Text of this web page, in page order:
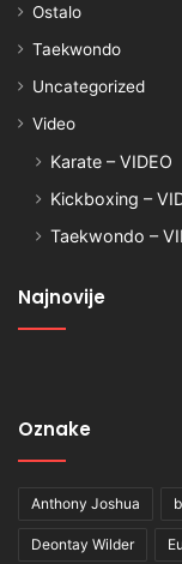
Ostalo
Taekwondo
Uncategorized
Video
Karate – VIDEO
Kickboxing –
Taekwondo –
Najnovije
Oznake
Anthony Joshua
Deontay Wilder